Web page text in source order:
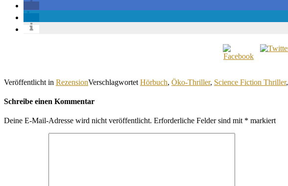
Veröffentlicht in RezensionVerschlagwortet Hörbuch, Öko-Thriller, Science Fiction Thriller,
Schreibe einen Kommentar
Deine E-Mail-Adresse wird nicht veröffentlicht. Erforderliche Felder sind mit * markiert